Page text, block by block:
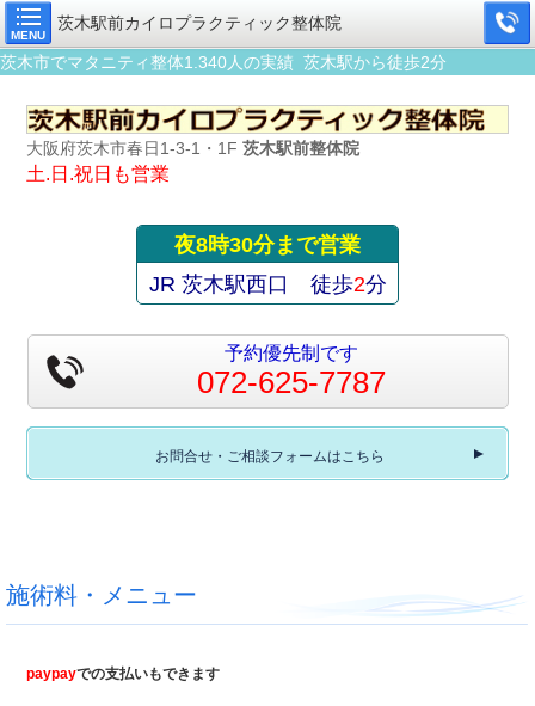
MENU
茨木駅前カイロプラクティック整体院
茨木市でマタニティ整体1.340人の実績 茨木駅から徒歩2分
大阪府茨木市春日1-3-1・1F茨木駅前整体院
土.日.祝日も営業
夜8時30分まで営業
JR 茨木駅西口 徒歩2分
予約優先制です
072-625-7787
お問合せ・ご相談フォームはこちら
施術料・メニュー
paypayでの支払いもできます